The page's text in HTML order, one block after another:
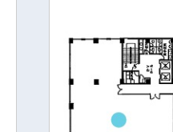
ビルコ
をお伝